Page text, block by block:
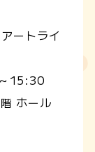
ートライ
15:30
ホール